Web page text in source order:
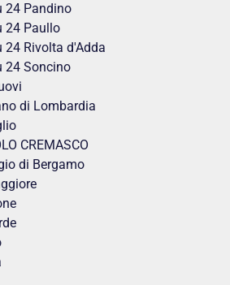
24 Pandino
24 Paullo
24 Rivolta d'Adda
24 Soncino
di Lombardia
CREMASCO
di Bergamo